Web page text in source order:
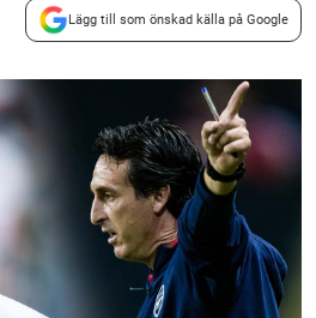
Lägg till som önskad källa på Google